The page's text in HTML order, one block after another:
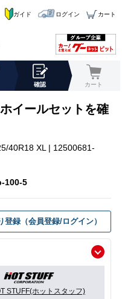
ガイド ログイン カート
確認 カート
イールセットを確
40R18 XL | 12500681-
100-5
登録（会員登録/ログイン）
STUFF(ホットスタッフ)